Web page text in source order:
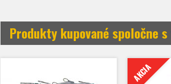
Produkty kupované spoločne
AKCIA